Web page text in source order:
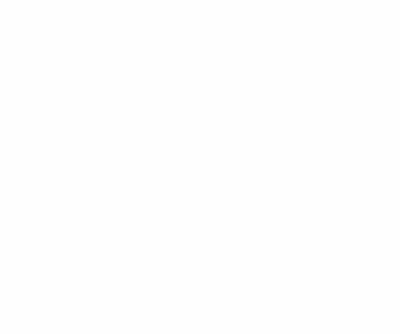
sono una pasta biologica prodotta in Toscana
grande pregio dal sapore unico e inconfondibile,
(PI). Questo semolato è il frutto di una grande
conservando ancor oggi i sapori e la
di glutine, è di qualità superiore ed è
DI PONSACCO (PI)
che la Villa di Camugliano sia stata realizzata dal